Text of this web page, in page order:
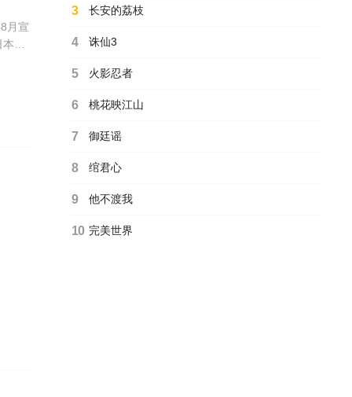
月宣
的
3 长安的荔枝
4 诛仙3
5 火影忍者
6 桃花映江山
7 御廷谣
8 绾君心
9 他不渡我
10 完美世界